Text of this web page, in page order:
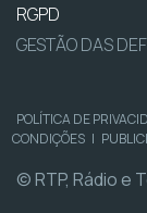
RGPD
GESTÃO DAS
POLÍTICA DE
CONDIÇÕES |
© RTP, Rádio e